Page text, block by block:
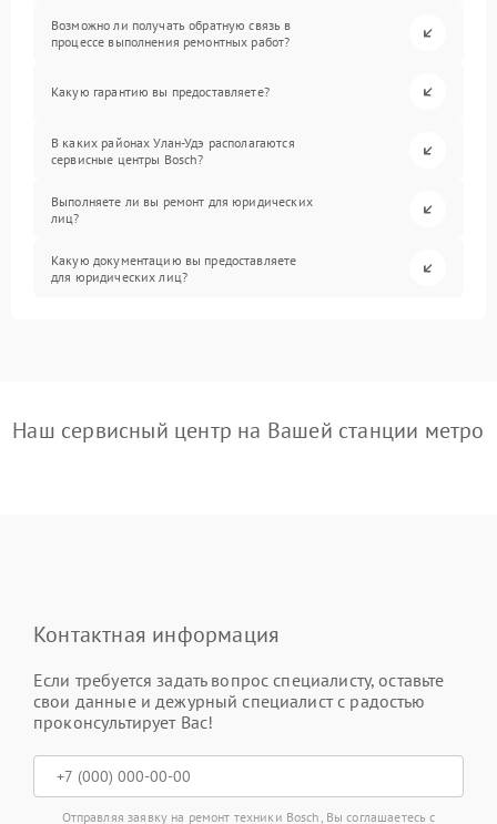
Возможно ли получать обратную связь в
процессе выполнения ремонтных работ?
Какую гарантию вы предоставляете?
В каких районах Улан-Удэ располагаются
сервисные центры Bosch?
Выполняете ли вы ремонт для юридических
лиц?
Какую документацию вы предоставляете
для юридических лиц?
Наш сервисный центр на Вашей станции метро
Контактная информация
Если требуется задать вопрос специалисту, оставьте
свои данные и дежурный специалист с радостью
проконсультирует Вас!
Отправляя заявку на ремонт техники Bosch, Вы соглашаетесь с